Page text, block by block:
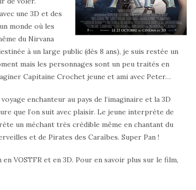
une 3D et des
monde où les
du Nirvana
à un large public (dès 8 ans), je suis restée un
mais les personnages sont un peu traités en
Capitaine Crochet jeune et ami avec Peter…
enchanteur au pays de l’imaginaire et la 3D
que l’on suit avec plaisir. Le jeune interprète de
un méchant très crédible même en chantant du
et de Pirates des Caraïbes. Super Pan !
en VOSTFR et en 3D. Pour en savoir plus sur le film,